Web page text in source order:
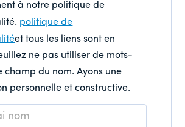
à notre politique de
politique de
et tous les liens sont en
ne pas utiliser de mots-
champ du nom. Ayons une
personnelle et constructive.